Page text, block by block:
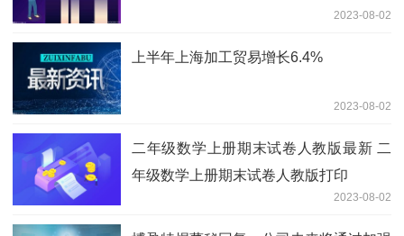
2023-08-02
上半年上海加工贸易增长6.4%
2023-08-02
二年级数学上册期末试卷人教版最新 二
年级数学上册期末试卷人教版打印
2023-08-02